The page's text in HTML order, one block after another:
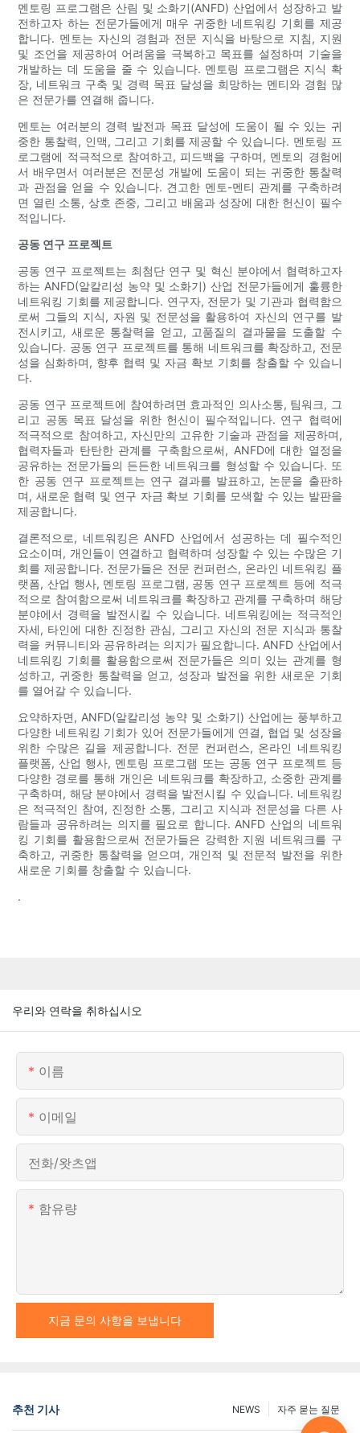
멘토링 프로그램은 산림 및 소화기(ANFD) 산업에서 성장하고 발
전하고자 하는 전문가들에게 매우 귀중한 네트워킹 기회를 제공
합니다. 멘토는 자신의 경험과 전문 지식을 바탕으로 지침, 지원
및 조언을 제공하여 어려움을 극복하고 목표를 설정하며 기술을
개발하는 데 도움을 줄 수 있습니다. 멘토링 프로그램은 지식 확
장, 네트워크 구축 및 경력 목표 달성을 희망하는 멘티와 경험 많
은 전문가를 연결해 줍니다.
멘토는 여러분의 경력 발전과 목표 달성에 도움이 될 수 있는 귀
중한 통찰력, 인맥, 그리고 기회를 제공할 수 있습니다. 멘토링 프
로그램에 적극적으로 참여하고, 피드백을 구하며, 멘토의 경험에
서 배우면서 여러분은 전문성 개발에 도움이 되는 귀중한 통찰력
과 관점을 얻을 수 있습니다. 견고한 멘토-멘티 관계를 구축하려
면 열린 소통, 상호 존중, 그리고 배움과 성장에 대한 헌신이 필수
적입니다.
공동 연구 프로젝트
공동 연구 프로젝트는 최첨단 연구 및 혁신 분야에서 협력하고자
하는 ANFD(알칼리성 농약 및 소화기) 산업 전문가들에게 훌륭한
네트워킹 기회를 제공합니다. 연구자, 전문가 및 기관과 협력함으
로써 그들의 지식, 자원 및 전문성을 활용하여 자신의 연구를 발
전시키고, 새로운 통찰력을 얻고, 고품질의 결과물을 도출할 수
있습니다. 공동 연구 프로젝트를 통해 네트워크를 확장하고, 전문
성을 심화하며, 향후 협력 및 자금 확보 기회를 창출할 수 있습니
다.
공동 연구 프로젝트에 참여하려면 효과적인 의사소통, 팀워크, 그
리고 공동 목표 달성을 위한 헌신이 필수적입니다. 연구 협력에
적극적으로 참여하고, 자신만의 고유한 기술과 관점을 제공하며,
협력자들과 탄탄한 관계를 구축함으로써, ANFD에 대한 열정을
공유하는 전문가들의 든든한 네트워크를 형성할 수 있습니다. 또
한 공동 연구 프로젝트는 연구 결과를 발표하고, 논문을 출판하
며, 새로운 협력 및 연구 자금 확보 기회를 모색할 수 있는 발판을
제공합니다.
결론적으로, 네트워킹은 ANFD 산업에서 성공하는 데 필수적인
요소이며, 개인들이 연결하고 협력하며 성장할 수 있는 수많은 기
회를 제공합니다. 전문가들은 전문 컨퍼런스, 온라인 네트워킹 플
랫폼, 산업 행사, 멘토링 프로그램, 공동 연구 프로젝트 등에 적극
적으로 참여함으로써 네트워크를 확장하고 관계를 구축하며 해당
분야에서 경력을 발전시킬 수 있습니다. 네트워킹에는 적극적인
자세, 타인에 대한 진정한 관심, 그리고 자신의 전문 지식과 통찰
력을 커뮤니티와 공유하려는 의지가 필요합니다. ANFD 산업에서
네트워킹 기회를 활용함으로써 전문가들은 의미 있는 관계를 형
성하고, 귀중한 통찰력을 얻고, 성장과 발전을 위한 새로운 기회
를 열어갈 수 있습니다.
요약하자면, ANFD(알칼리성 농약 및 소화기) 산업에는 풍부하고
다양한 네트워킹 기회가 있어 전문가들에게 연결, 협업 및 성장을
위한 수많은 길을 제공합니다. 전문 컨퍼런스, 온라인 네트워킹
플랫폼, 산업 행사, 멘토링 프로그램 또는 공동 연구 프로젝트 등
다양한 경로를 통해 개인은 네트워크를 확장하고, 소중한 관계를
구축하며, 해당 분야에서 경력을 발전시킬 수 있습니다. 네트워킹
은 적극적인 참여, 진정한 소통, 그리고 지식과 전문성을 다른 사
람들과 공유하려는 의지를 필요로 합니다. ANFD 산업의 네트워
킹 기회를 활용함으로써 전문가들은 강력한 지원 네트워크를 구
축하고, 귀중한 통찰력을 얻으며, 개인적 및 전문적 발전을 위한
새로운 기회를 창출할 수 있습니다.
.
우리와 연락을 취하십시오
이름
이메일
전화/왓츠앱
함유량
지금 문의 사항을 보냅니다
추천 기사 자주 묻는 질문
NEWS